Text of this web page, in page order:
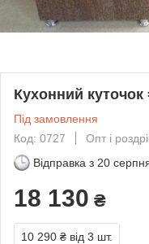
Кухонний куточок
Під замовлення
Код: 0727
Опт і
Відправка з 20
18 130 ₴
10 290 ₴ від 3 шт.